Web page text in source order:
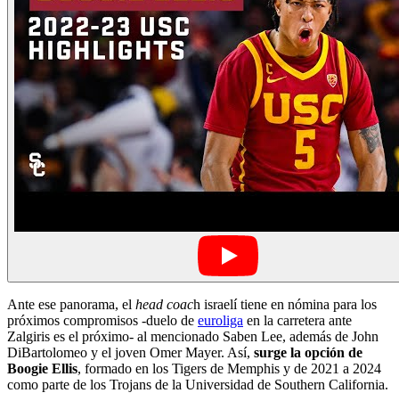
Ante ese panorama, el head coach israelí tiene en nómina para los
próximos compromisos -duelo de euroliga en la carretera ante
Zalgiris es el próximo- al mencionado Saben Lee, además de John
DiBartolomeo y el joven Omer Mayer. Así, surge la opción de
Boogie Ellis, formado en los Tigers de Memphis y de 2021 a 2024
como parte de los Trojans de la Universidad de Southern California.